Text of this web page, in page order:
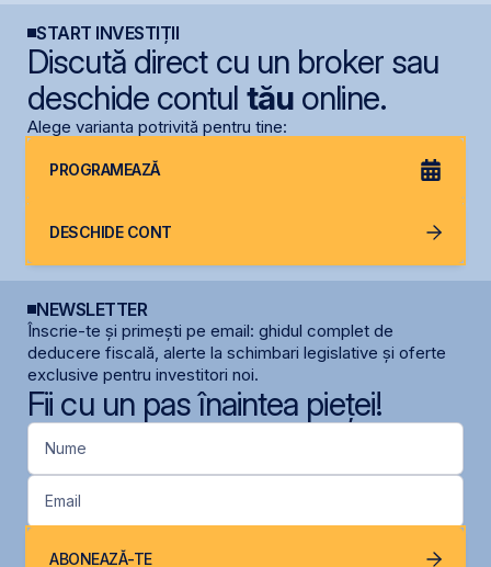
START INVESTIȚII
Discută direct cu un broker sau
deschide contul tăuonline.
Alege varianta potrivită pentru tine:
PROGRAMEAZĂ
DESCHIDE CONT
NEWSLETTER
Înscrie-te și primești pe email: ghidul complet de
deducere fiscală, alerte la schimbari legislative și oferte
exclusive pentru investitori noi.
Fii cu un pas înaintea pieței!
Nume
Email
ABONEAZĂ-TE